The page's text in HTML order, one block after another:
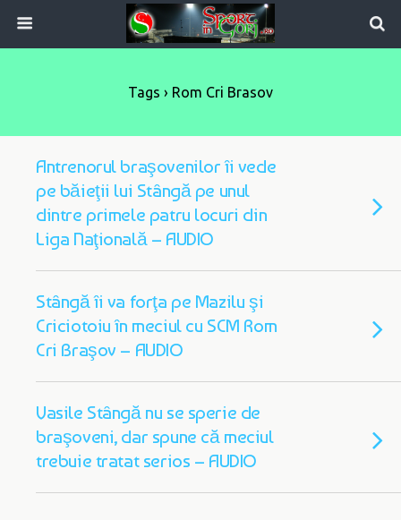
Tags › Rom Cri Brasov
Antrenorul braşovenilor îi vede
pe băieţii lui Stângă pe unul
dintre primele patru locuri din
Liga Naţională – AUDIO
Stângă îi va forţa pe Mazilu şi
Criciotoiu în meciul cu SCM Rom
Cri Braşov – AUDIO
Vasile Stângă nu se sperie de
braşoveni, dar spune că meciul
trebuie tratat serios – AUDIO